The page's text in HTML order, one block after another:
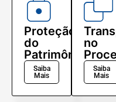
Proteção
do
Patrimônio
Saiba
Mais
no
Saiba
Mais